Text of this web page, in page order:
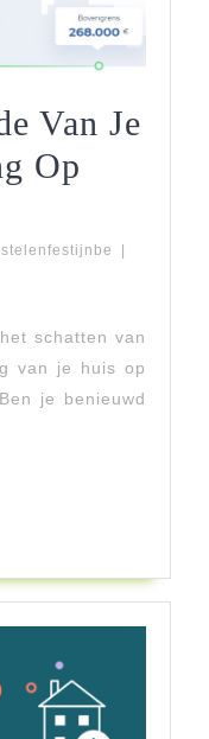
Van Je
Op
schatten van
van je huis op
je benieuwd